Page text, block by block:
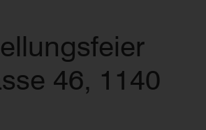
46, 1140